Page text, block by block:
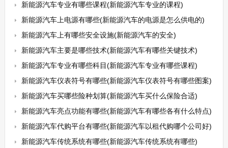
新能源汽车专业有哪些课程(新能源汽车专业的课程)
新能源汽车上电源有哪些(新能源汽车的电源是怎么供电的)
新能源汽车上有哪些安全设施(新能源汽车的安全)
新能源汽车主要是哪些技术(新能源汽车有哪些关键技术)
新能源汽车专业有哪些科目(新能源汽车专业有哪些课程)
新能源汽车仪表符号有哪些(新能源汽车仪表符号有哪些图案)
新能源汽车买哪些险种划算(新能源汽车买什么保险合适)
新能源汽车亮点功能有哪些(新能源汽车有哪些各有什么特点)
新能源汽车代购平台有哪些(新能源汽车以租代购哪个公司好)
新能源汽车传统系统有哪些(新能源汽车传统系统有哪些)